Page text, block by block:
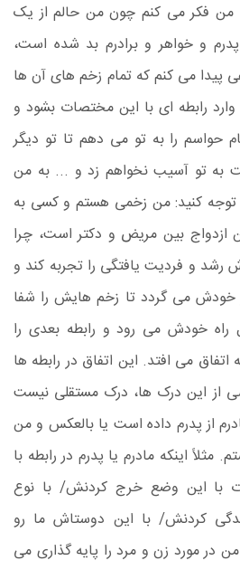
من فکر می کنم چون من حالم از یک
و خواهر و برادرم بد شده است،
پیدا می کنم که تمام زخم های آن ها
رابطه ای با این مختصات بشود و
حواسم را به تو می دهم تا تو دیگر
به تو آسیب نخواهم زد و ... به من
کنید: من زخمی هستم و کسی به
ازدواج بین مریض و دکتر است، چرا
و فردیت یافتگی را تجربه کند و
خودش می گردد تا زخم هایش را شفا
راه خودش می رود و رابطه بعدی را
می افتد. این اتفاق در رابطه ها
از این درک ها، درک مستقلی نیست
از پدرم داده است یا بالعکس و من
مثلاً اینکه مادرم یا پدرم در رابطه با
با این وضع خرج کردنش/ با نوع
کردنش/ با این دوستاش ما رو
در مورد زن و مرد را پایه گذاری می